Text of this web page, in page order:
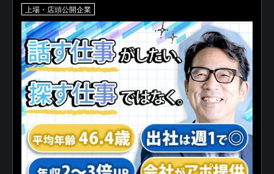
上場・店頭公開企業